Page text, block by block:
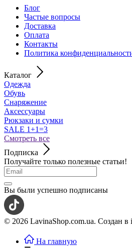
Блог
Частые вопросы
Доставка
Оплата
Контакты
Политика
Каталог
Одежда
Обувь
Снаряжение
Аксессуары
Рюкзаки и сумки
SALE 1+1=3
Смотреть все
Подписка
Получайте только полезные статьи!
Вы были успешно подписаны
© 2026 LavinaShop.com.ua. Создан в
На главную